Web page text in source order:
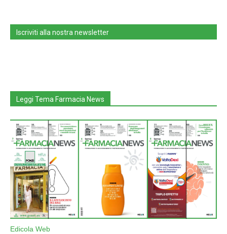
Iscriviti alla nostra newsletter
Leggi Tema Farmacia News
Edicola Web